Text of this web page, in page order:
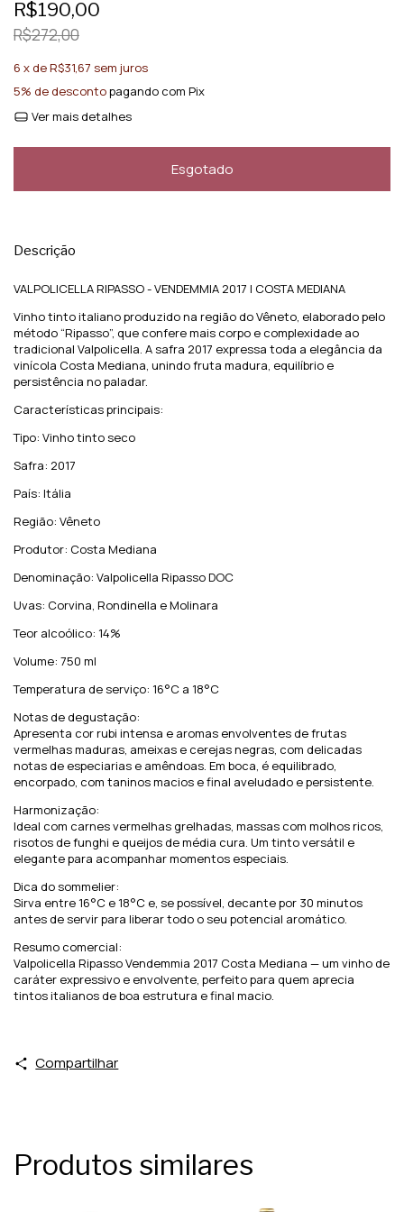
R$190,00
R$272,00
6 x deR$31,67 sem juros
5% de descontopagando com Pix
Ver mais detalhes
Descrição
VALPOLICELLA RIPASSO - VENDEMMIA 2017 | COSTA MEDIANA
Vinho tinto italiano produzido na região do Vêneto, elaborado pelo
método “Ripasso”, que confere mais corpo e complexidade ao
tradicional Valpolicella. A safra 2017 expressa toda a elegância da
vinícola Costa Mediana, unindo fruta madura, equilíbrio e
persistência no paladar.
Características principais:
Tipo: Vinho tinto seco
Safra: 2017
País: Itália
Região: Vêneto
Produtor: Costa Mediana
Denominação: Valpolicella Ripasso DOC
Uvas: Corvina, Rondinella e Molinara
Teor alcoólico: 14%
Volume: 750 ml
Temperatura de serviço: 16°C a 18°C
Notas de degustação:
Apresenta cor rubi intensa e aromas envolventes de frutas
vermelhas maduras, ameixas e cerejas negras, com delicadas
notas de especiarias e amêndoas. Em boca, é equilibrado,
encorpado, com taninos macios e final aveludado e persistente.
Harmonização:
Ideal com carnes vermelhas grelhadas, massas com molhos ricos,
risotos de funghi e queijos de média cura. Um tinto versátil e
elegante para acompanhar momentos especiais.
Dica do sommelier:
Sirva entre 16°C e 18°C e, se possível, decante por 30 minutos
antes de servir para liberar todo o seu potencial aromático.
Resumo comercial:
Valpolicella Ripasso Vendemmia 2017 Costa Mediana — um vinho de
caráter expressivo e envolvente, perfeito para quem aprecia
tintos italianos de boa estrutura e final macio.
Compartilhar
Produtos similares